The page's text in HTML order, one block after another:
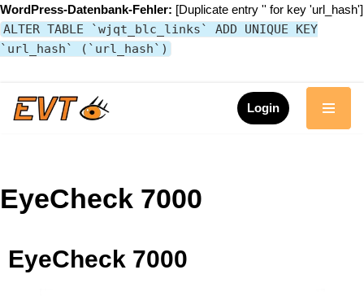
WordPress-Datenbank-Fehler: [Duplicate entry '' for key 'url_hash']
ALTER TABLE `wjqt_blc_links` ADD UNIQUE KEY
`url_hash` (`url_hash`)
Login
EyeCheck 7000
EyeCheck 7000